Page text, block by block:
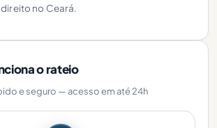
no Ceará.
o rateio
e seguro — acesso em até 24h